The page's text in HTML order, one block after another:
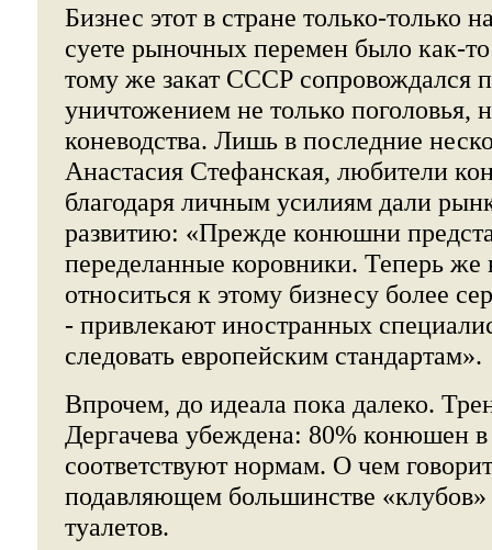
Бизнес этот в стране только-только
суете рыночных перемен было как-
тому же закат СССР сопровождался
уничтожением не только поголовья,
коневодства. Лишь в последние
Анастасия Стефанская, любители
благодаря личным усилиям дали
развитию: «Прежде конюшни
переделанные коровники. Теперь
относиться к этому бизнесу более
- привлекают иностранных
следовать европейским стандартам».
Впрочем, до идеала пока далеко.
Дергачева убеждена: 80% конюшен
соответствуют нормам. О чем
подавляющем большинстве «клубов»
туалетов.